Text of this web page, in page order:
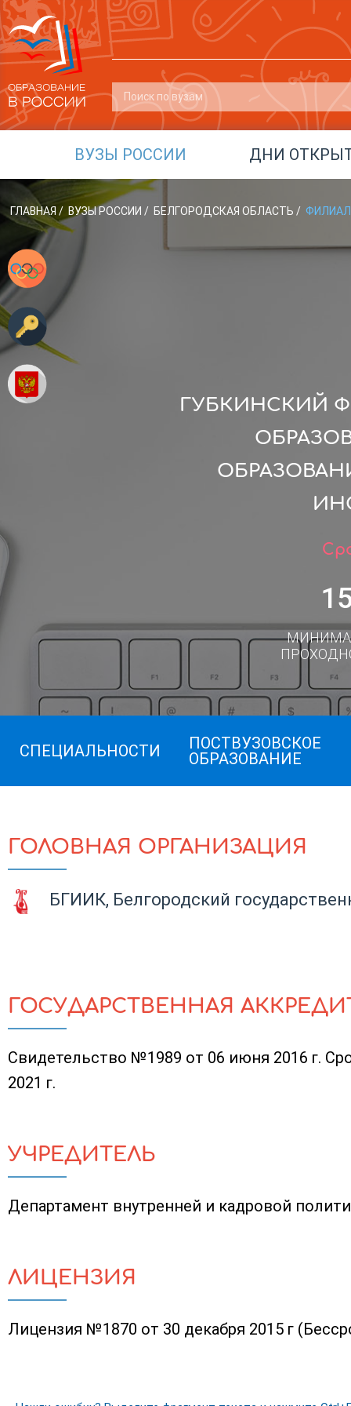
ВУЗЫ РОССИИ ДНИ
ГЛАВНАЯ / ВУЗЫ РОССИИ / БЕЛГОРОДСКАЯ ОБЛАСТЬ / ФИЛИАЛ
ГУБКИНСКИЙ
СПЕЦИАЛЬНОСТИ
ПОСТВУЗОВСКОЕ
ОБРАЗОВАНИЕ
ГОЛОВНАЯ ОРГАНИЗАЦИЯ
БГИИК, Белгородский
ГОСУДАРСТВЕННАЯ
Свидетельство №1989 от 06 июня 2016 г.
2021 г.
УЧРЕДИТЕЛЬ
Департамент внутренней и кадровой
ЛИЦЕНЗИЯ
Лицензия №1870 от 30 декабря 2015 г